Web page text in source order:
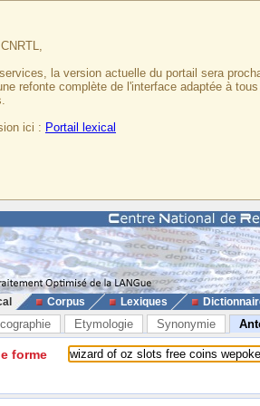
la version actuelle du portail sera
refonte complète de l'interface adaptée à
ici : Portail lexical
Corpus Lexiques
Etymologie Synonymie
forme